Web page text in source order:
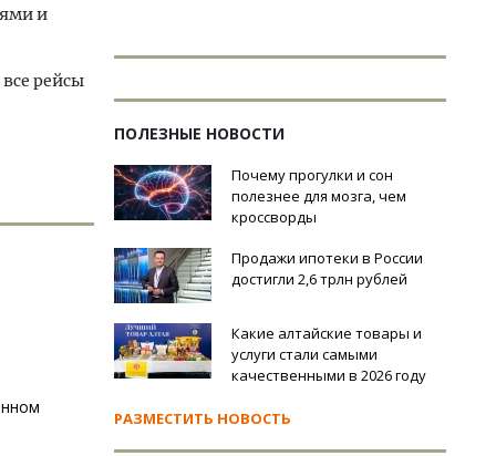
и
рейсы
ПОЛЕЗНЫЕ НОВОСТИ
Почему прогулки и сон
полезнее для мозга, чем
кроссворды
Продажи ипотеки в России
достигли 2,6 трлн рублей
Какие алтайские товары и
услуги стали самыми
качественными в 2026 году
РАЗМЕСТИТЬ НОВОСТЬ